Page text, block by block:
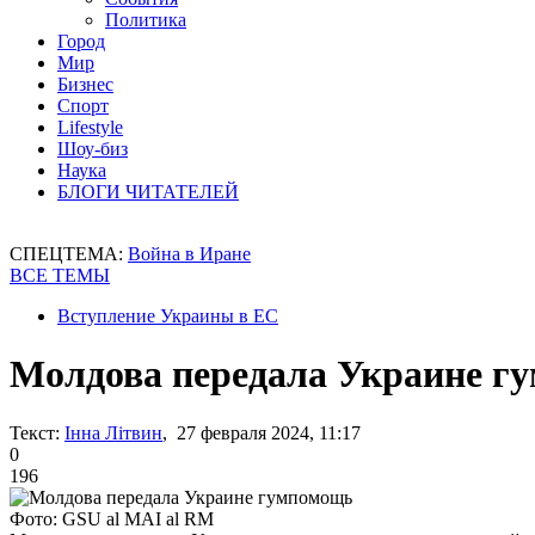
Политика
Город
Мир
Бизнес
Спорт
Lifestyle
Шоу-биз
Наука
БЛОГИ ЧИТАТЕЛЕЙ
СПЕЦТЕМА: Война в Иране
ВСЕ ТЕМЫ
Вступление Украины в ЕС
Молдова передала Украине
Текст: Інна Літвин, 27 февраля 2024, 11:17
0
196
Фото: GSU al MAI al RM